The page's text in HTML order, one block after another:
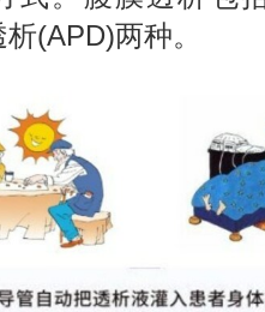
(APD)两种。